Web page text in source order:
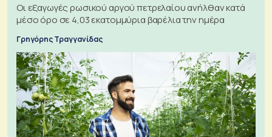
Οι εξαγωγές ρωσικού αργού πετρελαίου ανήλθαν κατά
μέσο όρο σε 4,03 εκατομμύρια βαρέλια την ημέρα
Γρηγόρης Τραγγανίδας